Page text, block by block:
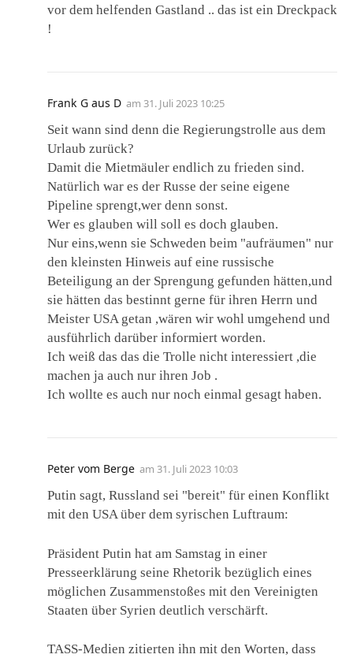
vor dem helfenden Gastland .. das ist ein Dreckpack
!
Frank G aus D am 31. Juli 2023 10:25
Seit wann sind denn die Regierungstrolle aus dem
Urlaub zurück?
Damit die Mietmäuler endlich zu frieden sind.
Natürlich war es der Russe der seine eigene
Pipeline sprengt,wer denn sonst.
Wer es glauben will soll es doch glauben.
Nur eins,wenn sie Schweden beim "aufräumen" nur
den kleinsten Hinweis auf eine russische
Beteiligung an der Sprengung gefunden hätten,und
sie hätten das bestinnt gerne für ihren Herrn und
Meister USA getan ,wären wir wohl umgehend und
ausführlich darüber informiert worden.
Ich weiß das das die Trolle nicht interessiert ,die
machen ja auch nur ihren Job .
Ich wollte es auch nur noch einmal gesagt haben.
Peter vom Berge am 31. Juli 2023 10:03
Putin sagt, Russland sei "bereit" für einen Konflikt
mit den USA über dem syrischen Luftraum:
Präsident Putin hat am Samstag in einer
Presseerklärung seine Rhetorik bezüglich eines
möglichen Zusammenstoßes mit den Vereinigten
Staaten über Syrien deutlich verschärft.
TASS-Medien zitierten ihn mit den Worten, dass